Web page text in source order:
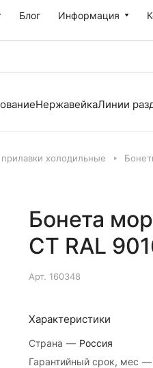
Блог Информация
НержавейкаЛинии
холодильные
Бонета
СТ RAL
Арт. 160348
Характеристики
Страна — Россия
Гарантийный срок, мес —